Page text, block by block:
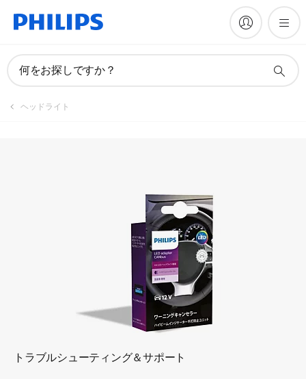
何をお探しですか？
ヘッドライト
トラブルシューティング＆サポート
製品を登録